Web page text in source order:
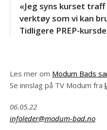
«Jeg syns kurset
verktøy som vi kan
Tidligere PREP-
Les mer om Modum Bads
Se innslag på TV Modum fra
06.05.22
infoleder@modum-bad.no